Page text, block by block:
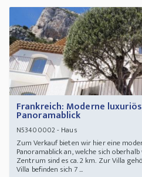
Frankreich: Moderne
Panoramablick
N53400002- Haus
Zum Verkauf bieten wir hier eine
Panoramablick an, welche sich
Zentrum sind es ca. 2 km. Zur Villa
Villa befinden sich 7 ...